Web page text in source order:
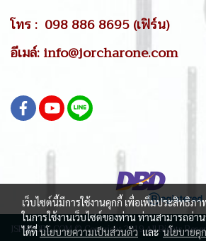
โทร : 098 886 8695 (เฟิร์น)
อีเมล์: info@jorcharone.com
JSPSTORE.COM © Copyright 2019 All Rights
เว็บไซต์นี้มีการใช้งานคุกกี้ เพื่อเพิ่มประสิทธิภ
ในการใช้งานเว็บไซต์ของท่าน ท่านสามารถอ่า
ได้ที่นโยบายความเป็นส่วนตัวและนโยบายคุ